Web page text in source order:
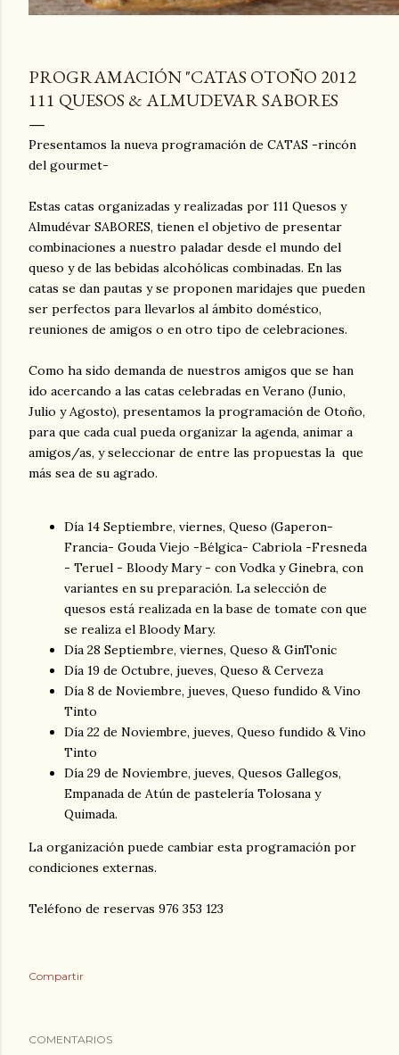
PROGRAMACIÓN "CATAS OTOÑO 2012
111 QUESOS & ALMUDEVAR SABORES
Presentamos la nueva programación de CATAS -rincón
del gourmet-
Estas catas organizadas y realizadas por 111 Quesos y
Almudévar SABORES, tienen el objetivo de presentar
combinaciones a nuestro paladar desde el mundo del
queso y de las bebidas alcohólicas combinadas. En las
catas se dan pautas y se proponen maridajes que pueden
ser perfectos para llevarlos al ámbito doméstico,
reuniones de amigos o en otro tipo de celebraciones.
Como ha sido demanda de nuestros amigos que se han
ido acercando a las catas celebradas en Verano (Junio,
Julio y Agosto), presentamos la programación de Otoño,
para que cada cual pueda organizar la agenda, animar a
amigos/as, y seleccionar de entre las propuestas la que
más sea de su agrado.
Día 14 Septiembre, viernes, Queso (Gaperon-
Francia- Gouda Viejo -Bélgica- Cabriola -Fresneda
- Teruel - Bloody Mary - con Vodka y Ginebra, con
variantes en su preparación. La selección de
quesos está realizada en la base de tomate con que
se realiza el Bloody Mary.
Día 28 Septiembre, viernes, Queso & GinTonic
Día 19 de Octubre, jueves, Queso & Cerveza
Día 8 de Noviembre, jueves, Queso fundido & Vino
Tinto
Día 22 de Noviembre, jueves, Queso fundido & Vino
Tinto
Día 29 de Noviembre, jueves, Quesos Gallegos,
Empanada de Atún de pastelería Tolosana y
Quimada.
La organización puede cambiar esta programación por
condiciones externas.
Teléfono de reservas 976 353 123
Compartir
COMENTARIOS